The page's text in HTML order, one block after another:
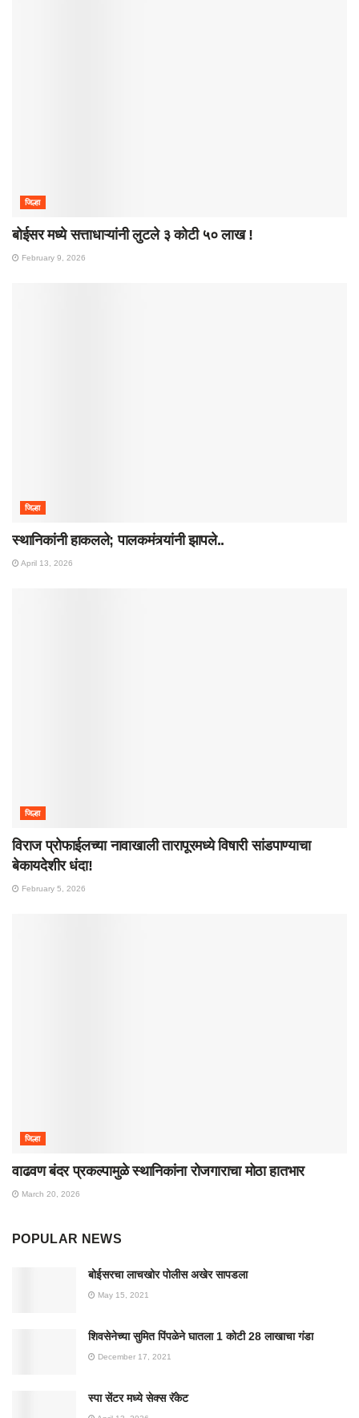
जिल्हा
बोईसर मध्ये सत्ताधाऱ्यांनी लुटले ३ कोटी ५० लाख !
February 9, 2026
जिल्हा
स्थानिकांनी हाकलले; पालकमंत्र्यांनी झापले..
April 13, 2026
जिल्हा
विराज प्रोफाईलच्या नावाखाली तारापूरमध्ये विषारी सांडपाण्याचा
बेकायदेशीर धंदा!
February 5, 2026
जिल्हा
वाढवण बंदर प्रकल्पामुळे स्थानिकांना रोजगाराचा मोठा हातभार
March 20, 2026
POPULAR NEWS
बोईसरचा लाचखोर पोलीस अखेर सापडला
May 15, 2021
शिवसेनेच्या सुमित पिंपळेने घातला 1 कोटी 28 लाखाचा गंडा
December 17, 2021
स्पा सेंटर मध्ये सेक्स रॅकेट